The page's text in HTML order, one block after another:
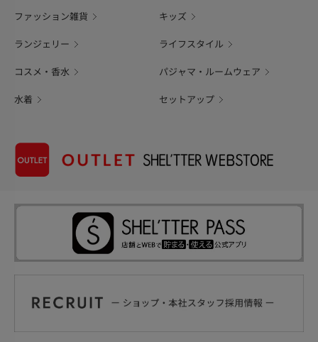
ファッション雑貨 キッズ
ランジェリー ライフスタイル
コスメ・香水 パジャマ・ルームウェア
水着 セットアップ